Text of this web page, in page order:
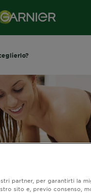
partner, per garantirti la
sito e, previo consenso,